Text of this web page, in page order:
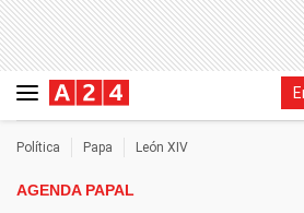
Política Papa León XIV
AGENDA PAPAL